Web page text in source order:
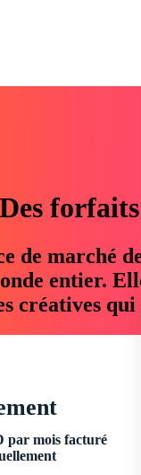
Des
de marché
entier.
créatives
par mois facturé